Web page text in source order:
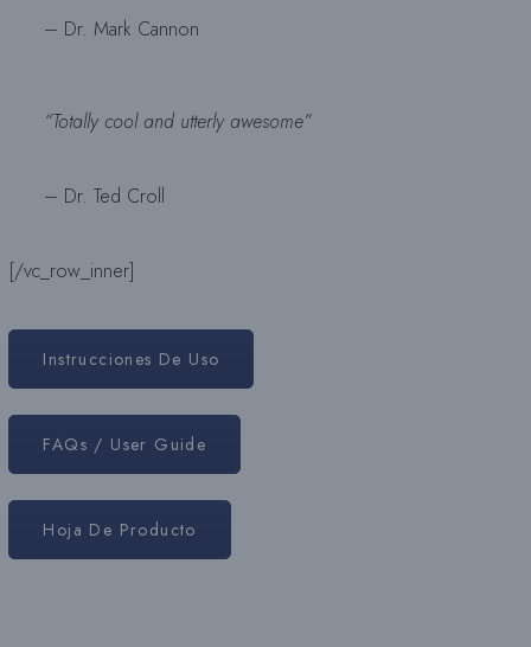
– Dr. Mark Cannon
“Totally cool and utterly awesome”
– Dr. Ted Croll
[/vc_row_inner]
Instrucciones De Uso
FAQs / User Guide
Hoja De Producto